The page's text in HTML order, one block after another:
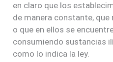
en claro que los
de manera constante, que
o que en ellos se
consumiendo sustancias
como lo indica la ley.